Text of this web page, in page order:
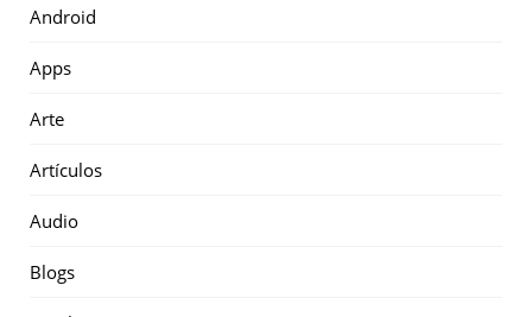
Android
Apps
Arte
Artículos
Audio
Blogs